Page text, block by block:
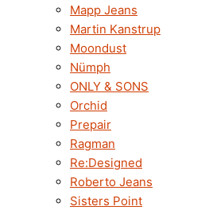
Mapp Jeans
Martin Kanstrup
Moondust
Nümph
ONLY & SONS
Orchid
Prepair
Ragman
Re:Designed
Roberto Jeans
Sisters Point